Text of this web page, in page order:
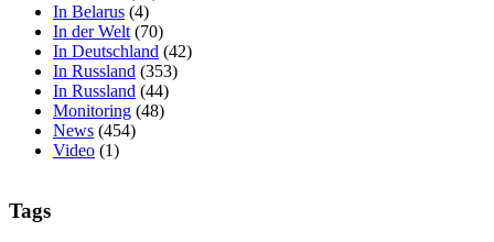
In Belarus (4)
In der Welt (70)
In Deutschland (42)
In Russland (353)
In Russland (44)
Monitoring (48)
News (454)
Video (1)
Tags